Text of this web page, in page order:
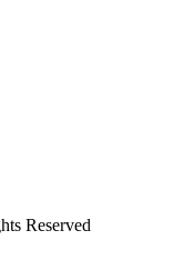
Reserved